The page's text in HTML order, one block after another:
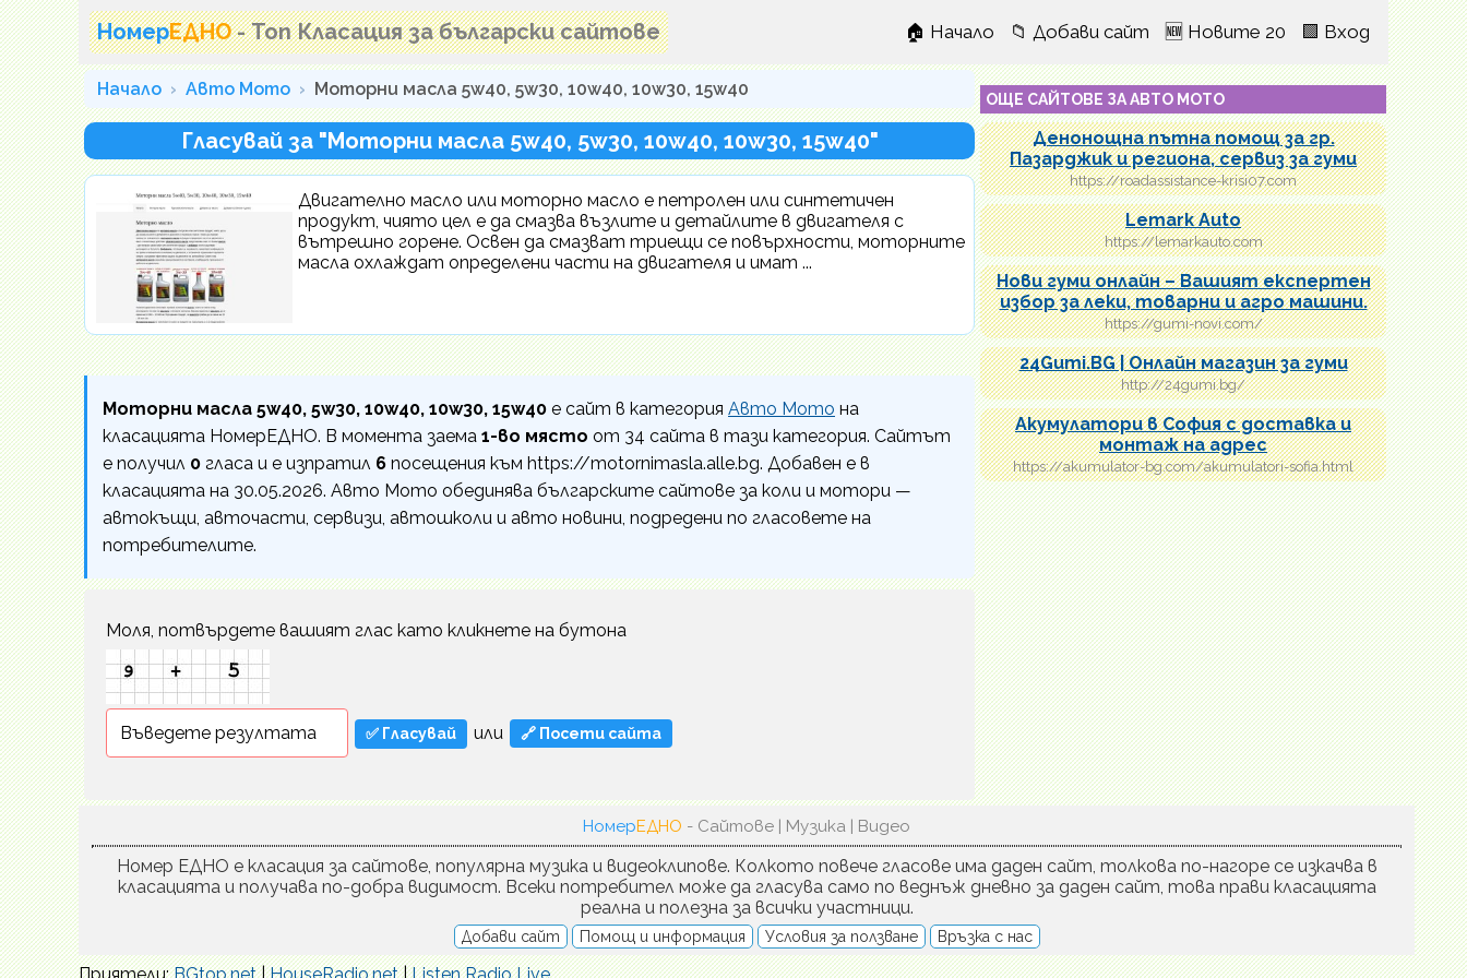
НомерЕДНО - Топ Класация за български сайтове 🏠 Начало 📁 Добави сайт 🆕 Новите 20 🟩 Вход
Начало Авто Мото Моторни масла 5w40, 5w30, 10w40, 10w30, 15w40
Гласувай за "Моторни масла 5w40, 5w30, 10w40, 10w30, 15w40"
Двигателно масло или моторно масло е петролен или синтетичен
продукт, чиято цел е да смазва възлите и детайлите в двигателя с
вътрешно горене. Освен да смазват триещи се повърхности, моторните
масла охлаждат определени части на двигателя и имат ...
Моторни масла 5w40, 5w30, 10w40, 10w30, 15w40 е сайт в категория Авто Мото на
класацията НомерЕДНО. В момента заема 1-во място от 34 сайта в тази категория. Сайтът
е получил 0 гласа и е изпратил 6 посещения към https://motornimasla.alle.bg. Добавен е в
класацията на 30.05.2026. Авто Мото обединява българските сайтове за коли и мотори —
автокъщи, авточасти, сервизи, автошколи и авто новини, подредени по гласовете на
потребителите.
Моля, потвърдете вашият глас като кликнете на бутона
или 🔗 Посети сайта
ОЩЕ САЙТОВЕ ЗА АВТО МОТО
Денонощна пътна помощ за гр.
Пазарджик и региона, сервиз за гуми
https://roadassistance-krisi07.com
Lemark Auto
https://lemarkauto.com
Нови гуми онлайн – Вашият експертен
избор за леки, товарни и агро машини.
https://gumi-novi.com/
24Gumi.BG | Онлайн магазин за гуми
http://24gumi.bg/
Акумулатори в София с доставка и
монтаж на адрес
https://akumulator-bg.com/akumulatori-sofia.html
НомерЕДНО - Сайтове | Музика | Видео
Номер ЕДНО е класация за сайтове, популярна музика и видеоклипове. Колкото повече гласове има даден сайт, толкова по-нагоре се изкачва в
класацията и получава по-добра видимост. Всеки потребител може да гласува само по веднъж дневно за даден сайт, това прави класацията
реална и полезна за всички участници.
Добави сайт Помощ и информация Условия за ползване Връзка с нас
Приятели:BGtop.net|HouseRadio.net|Listen Radio Live